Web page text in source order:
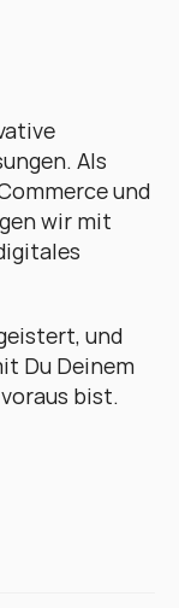
Als
und
wir mit
und
Du Deinem
bist.